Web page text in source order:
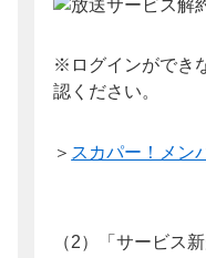
※ログインができ
認ください。
＞ スカパー！メン
（2）「サービス